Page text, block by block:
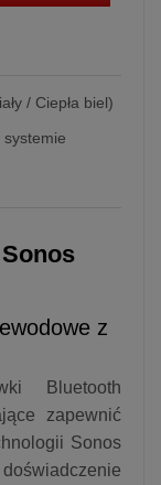
/ Ciepła biel)
systemie
Sonos
z
Bluetooth
zapewnić
Sonos